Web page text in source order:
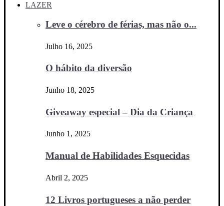
LAZER
Leve o cérebro de férias, mas não o...
Julho 16, 2025
O hábito da diversão
Junho 18, 2025
Giveaway especial – Dia da Criança
Junho 1, 2025
Manual de Habilidades Esquecidas
Abril 2, 2025
12 Livros portugueses a não perder